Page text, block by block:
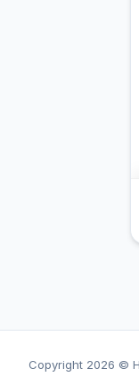
Copyright 2026 ©